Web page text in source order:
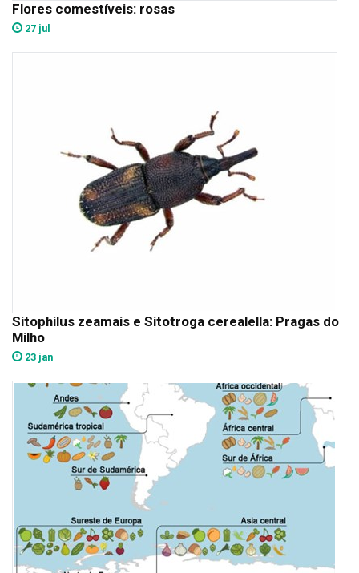
Flores comestíveis: rosas
27 jul
Sitophilus zeamais e Sitotroga cerealella: Pragas do
Milho
23 jan